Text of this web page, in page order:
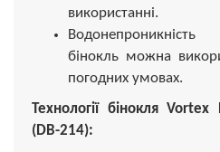
використанні.
бінокль можна
погодних умовах.
Технології бінокля
(DB-214):